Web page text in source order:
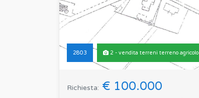
2803 2 - vendita terreni terreno agricolo
Richiesta: € 100.000